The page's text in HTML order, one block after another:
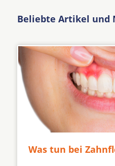
Beliebte Artikel und
Was tun bei